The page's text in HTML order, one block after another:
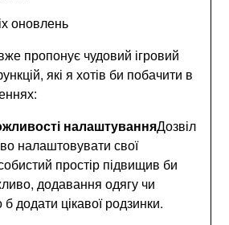
оновлень
пропонує чудовий ігровий
які я хотів би побачити в
налаштуванняДозвіл
налаштовувати свої
простір підвищив би
додавання одягу чи
додати цікавої родзинки.